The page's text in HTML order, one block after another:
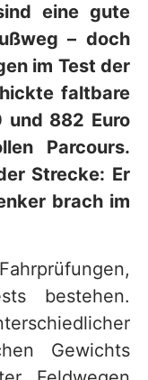
eine gute
– doch
im Test der
faltbare
und 882 Euro
Parcours.
Strecke: Er
brach im
bestehen.
Gewichts